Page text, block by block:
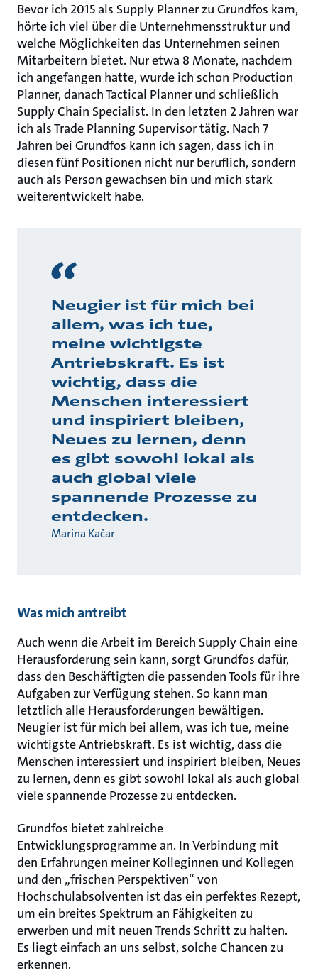
Bevor ich 2015 als Supply Planner zu Grundfos kam,
hörte ich viel über die Unternehmensstruktur und
welche Möglichkeiten das Unternehmen seinen
Mitarbeitern bietet. Nur etwa 8 Monate, nachdem
ich angefangen hatte, wurde ich schon Production
Planner, danach Tactical Planner und schließlich
Supply Chain Specialist. In den letzten 2 Jahren war
ich als Trade Planning Supervisor tätig. Nach 7
Jahren bei Grundfos kann ich sagen, dass ich in
diesen fünf Positionen nicht nur beruflich, sondern
auch als Person gewachsen bin und mich stark
weiterentwickelt habe.
Neugier ist für mich bei
allem, was ich tue,
meine wichtigste
Antriebskraft. Es ist
wichtig, dass die
Menschen interessiert
und inspiriert bleiben,
Neues zu lernen, denn
es gibt sowohl lokal als
auch global viele
spannende Prozesse zu
entdecken.
Marina Kačar
Was mich antreibt
Auch wenn die Arbeit im Bereich Supply Chain eine
Herausforderung sein kann, sorgt Grundfos dafür,
dass den Beschäftigten die passenden Tools für ihre
Aufgaben zur Verfügung stehen. So kann man
letztlich alle Herausforderungen bewältigen.
Neugier ist für mich bei allem, was ich tue, meine
wichtigste Antriebskraft. Es ist wichtig, dass die
Menschen interessiert und inspiriert bleiben, Neues
zu lernen, denn es gibt sowohl lokal als auch global
viele spannende Prozesse zu entdecken.
Grundfos bietet zahlreiche
Entwicklungsprogramme an. In Verbindung mit
den Erfahrungen meiner Kolleginnen und Kollegen
und den „frischen Perspektiven“ von
Hochschulabsolventen ist das ein perfektes Rezept,
um ein breites Spektrum an Fähigkeiten zu
erwerben und mit neuen Trends Schritt zu halten.
Es liegt einfach an uns selbst, solche Chancen zu
erkennen.